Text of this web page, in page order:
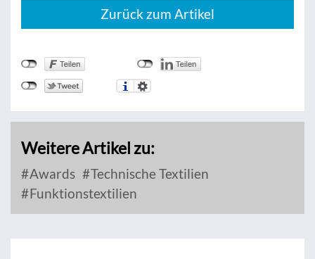
Zurück zum Artikel
Weitere Artikel zu:
Awards
Technische Textilien
Funktionstextilien